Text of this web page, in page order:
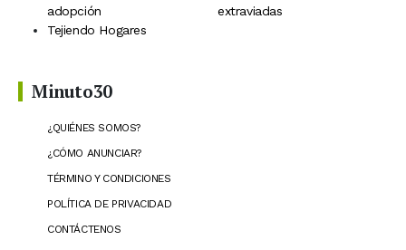
adopción
extraviadas
Tejiendo Hogares
Minuto30
¿QUIÉNES SOMOS?
¿CÓMO ANUNCIAR?
TÉRMINO Y CONDICIONES
POLÍTICA DE PRIVACIDAD
CONTÁCTENOS